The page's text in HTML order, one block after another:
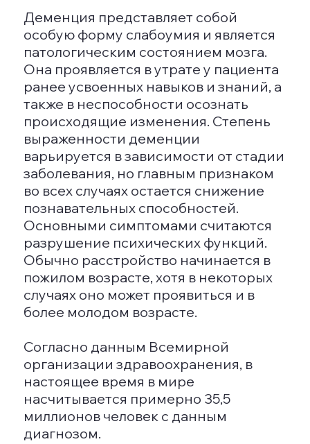
миллионов человек с данным
диагнозом.
Давайте углубимся в причины
возникновения деменции у пожилых
людей, рассмотрим ее симптомы и
выясним, какие методы лечения
предлагает современная медицина.
ПРИЧИНЫ РАЗВИТИЯ
ДЕМЕНЦИИ
Основным фактором,
способствующим возникновению
болезнь Альцгеймера, известная
также как деменция
альцгеймеровского типа. В этом
состоянии наблюдается
необратимый процесс разрушения
нейронов в головном мозге. Еще
одной причиной развития этого
состояния могут служить сосудистые
изменения в мозге, что приводит к
классификации заболевания как
сосудистой деменции. В редких
могут быть вызваны опухолями
нарушениями в нервной системе и
другими факторами. Такой тип
заболевания часто обозначается как
не прогрессирующая деменция.
СИМПТОМЫ И ПРИЗНАКИ